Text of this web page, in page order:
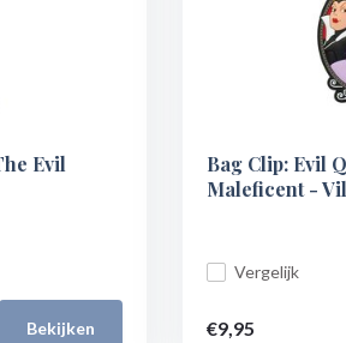
Evil
Bekijken
Bag Clip: Evil
Maleficent -
Vergelijk
€9,95